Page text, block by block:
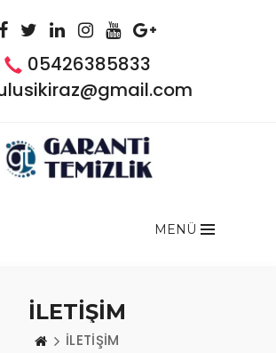
05426385833
MENÜ
İLETİŞİM
İLETİŞİM